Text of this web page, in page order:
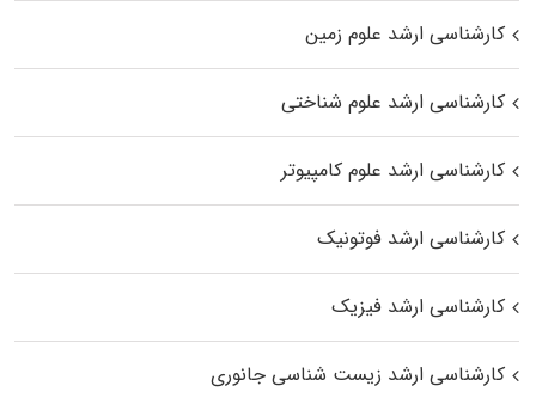
کارشناسی ارشد علوم زمین
کارشناسی ارشد علوم شناختی
کارشناسی ارشد علوم کامپیوتر
کارشناسی ارشد فوتونیک
کارشناسی ارشد فیزیک
کارشناسی ارشد زیست‌ شناسی جانوری